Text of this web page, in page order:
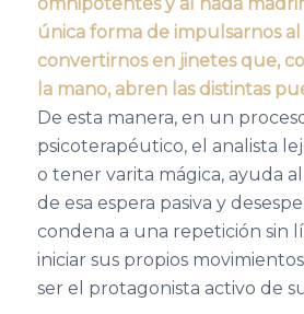
única forma de impulsarnos
convertirnos en jinetes que,
la mano, abren las distintas
De esta manera, en un
psicoterapéutico, el analista
o tener varita mágica, ayuda
de esa espera pasiva y
condena a una repetición sin
iniciar sus propios
ser el protagonista activo de